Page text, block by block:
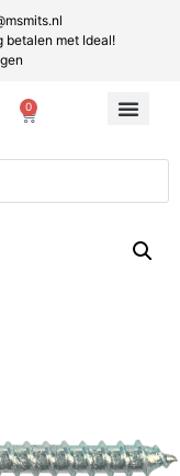
betalen met Ideal!
0